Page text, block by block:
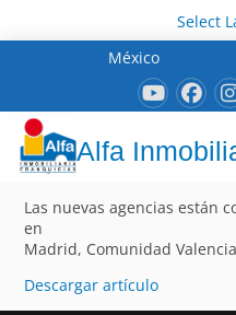
Select
México
Alfa
Las nuevas agencias están
en
Madrid, Comunidad
Descargar artículo